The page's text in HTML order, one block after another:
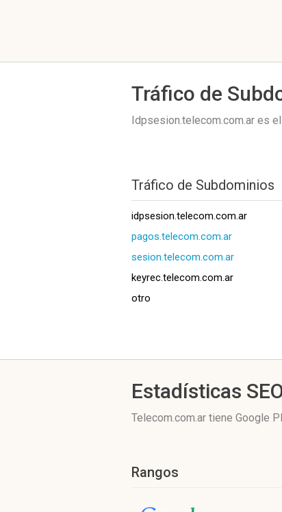
Tráfico de
Idpsesion.telecom.com.ar es
Tráfico de Subdominios
idpsesion.telecom.com.ar
pagos.telecom.com.ar
sesion.telecom.com.ar
keyrec.telecom.com.ar
otro
Estadísticas
Telecom.com.ar tiene Google
Rangos